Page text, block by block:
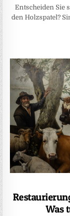
Entscheiden Sie
den Holzspatel?
Was